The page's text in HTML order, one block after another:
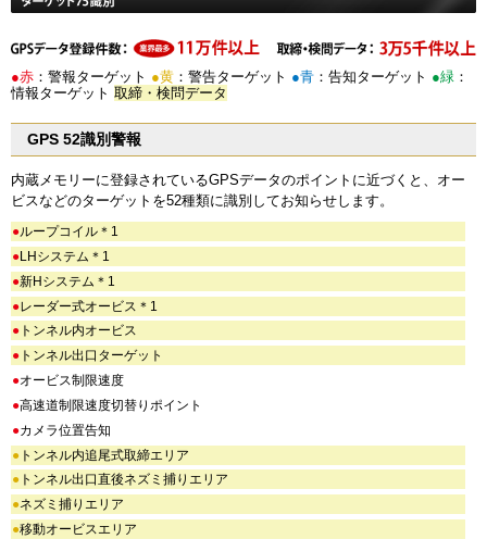
●赤 ：警報ターゲット ●黄 ：警告ターゲット ●青 ：告知ターゲット ●緑 ：
情報ターゲット 取締・検問データ
GPS 52識別警報
内蔵メモリーに登録されているGPSデータのポイントに近づくと、オー
ビスなどのターゲットを52種類に識別してお知らせします。
●ループコイル＊1
●LHシステム＊1
●新Hシステム＊1
●レーダー式オービス＊1
● トンネル内オービス
● トンネル出口ターゲット
●オービス制限速度
●高速道制限速度切替りポイント
●カメラ位置告知
● トンネル内追尾式取締エリア
● トンネル出口直後ネズミ捕りエリア
●ネズミ捕りエリア
●移動オービスエリア